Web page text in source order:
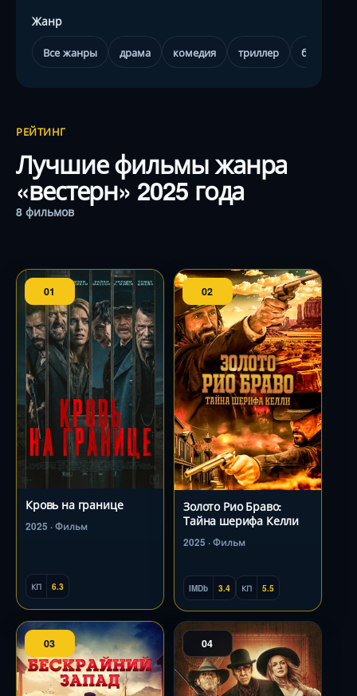
Жанр
Все жанры драма комедия триллер боевик
РЕЙТИНГ
Лучшие фильмы жанра
«вестерн» 2025 года
8 фильмов
01
Кровь на границе
2025 · Фильм
КП 6.3
02
Золото Рио Браво:
Тайна шерифа Келли
2025 · Фильм
IMDb 3.4 КП 5.5
03 04